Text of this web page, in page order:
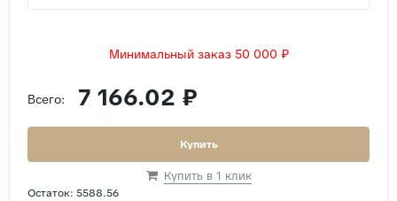
Минимальный заказ 50 000 ₽
Всего: 7 166.02 ₽
Купить
Купить в 1 клик
Остаток: 5588.56